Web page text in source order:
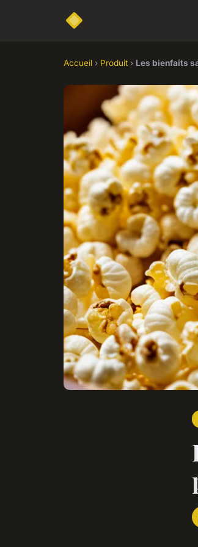
Accueil › Produit › Les bienfaits